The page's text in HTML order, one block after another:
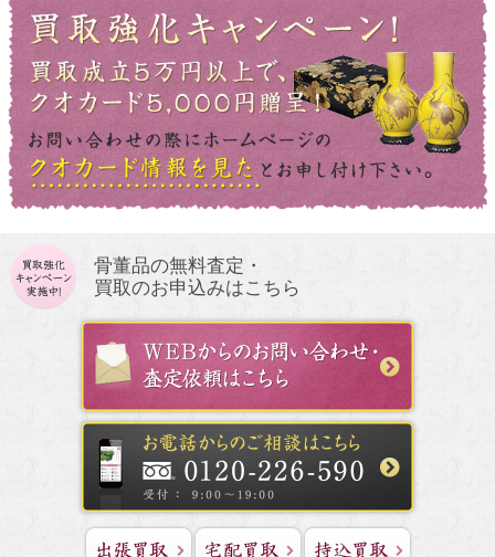
骨董品の無料査定・
買取のお申込みはこちら